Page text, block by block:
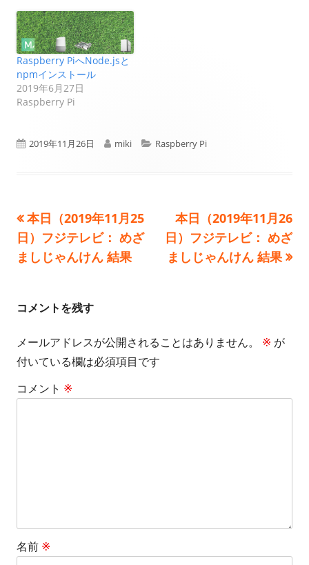
Raspberry PiへNode.jsと
npmインストール
2019年6月27日
Raspberry Pi
公
2019年11月26日
作
miki
カ
Raspberry Pi
投
稿
ビ
ゲ
ー
シ
前
の
記
本日（2019年11月25
日）フジテレビ： めざ
ましじゃんけん 結果
次
の
記
本日（2019年11月26
日）フジテレビ： めざ
ましじゃんけん 結果
コメントを残す
メールアドレスが公開されることはありません。 ※ が
付いている欄は必須項目です
コメント ※
名前 ※